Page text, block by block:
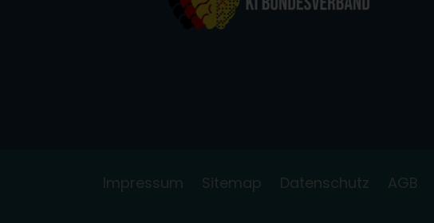
Impressum Sitemap Datenschutz AGB